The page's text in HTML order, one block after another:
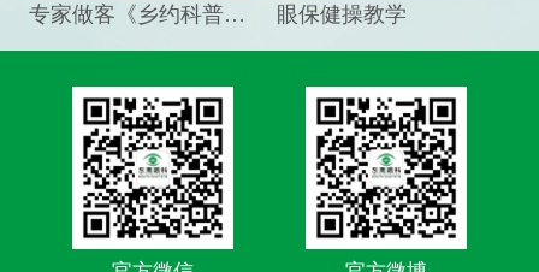
专家做客《乡约科普》栏目，预防孩子近视竟然这么“简单” 眼保健操教学